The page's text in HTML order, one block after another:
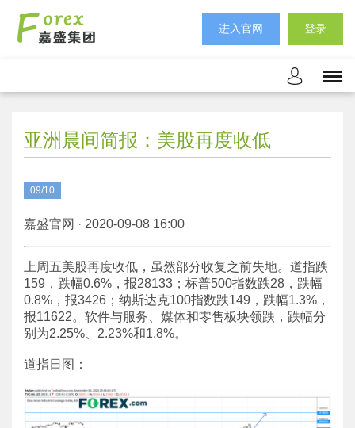
进入官网 登录
亚洲晨间简报：美股再度收低
09/10
嘉盛官网 · 2020-09-08 16:00
上周五美股再度收低，虽然部分收复之前失地。道指跌
159，跌幅0.6%，报28133；标普500指数跌28，跌幅
0.8%，报3426；纳斯达克100指数跌149，跌幅1.3%，
报11622。软件与服务、媒体和零售板块领跌，跌幅分
别为2.25%、2.23%和1.8%。
道指日图：